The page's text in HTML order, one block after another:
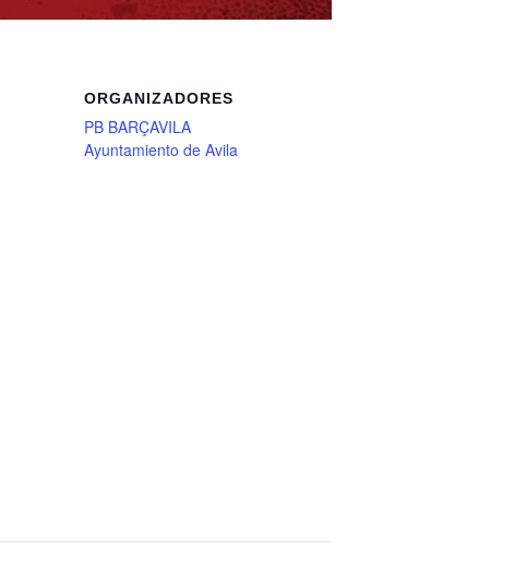
ORGANIZADORES
PB BARÇAVILA
Ayuntamiento de Avila